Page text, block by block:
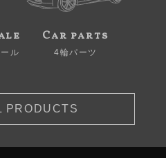
ル
Car parts
4輪パーツ
PRODUCTS